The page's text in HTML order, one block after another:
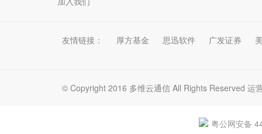
友情链接： 厚方基金 思迅软件 广发证券
© Copyright 2016 多维云通信 All Rights Reserved 运
粤公网安备